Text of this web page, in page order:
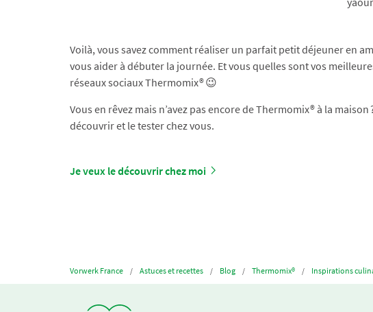
Voilà, vous savez comment réaliser un parfait petit déjeuner en
vous aider à débuter la journée. Et vous quelles sont vos
réseaux sociaux Thermomix® 😉
Vous en rêvez mais n’avez pas encore de Thermomix® à la
découvrir et le tester chez vous.
Je veux le découvrir chez moi
Vorwerk France Astuces et recettes Blog Thermomix® Inspirations